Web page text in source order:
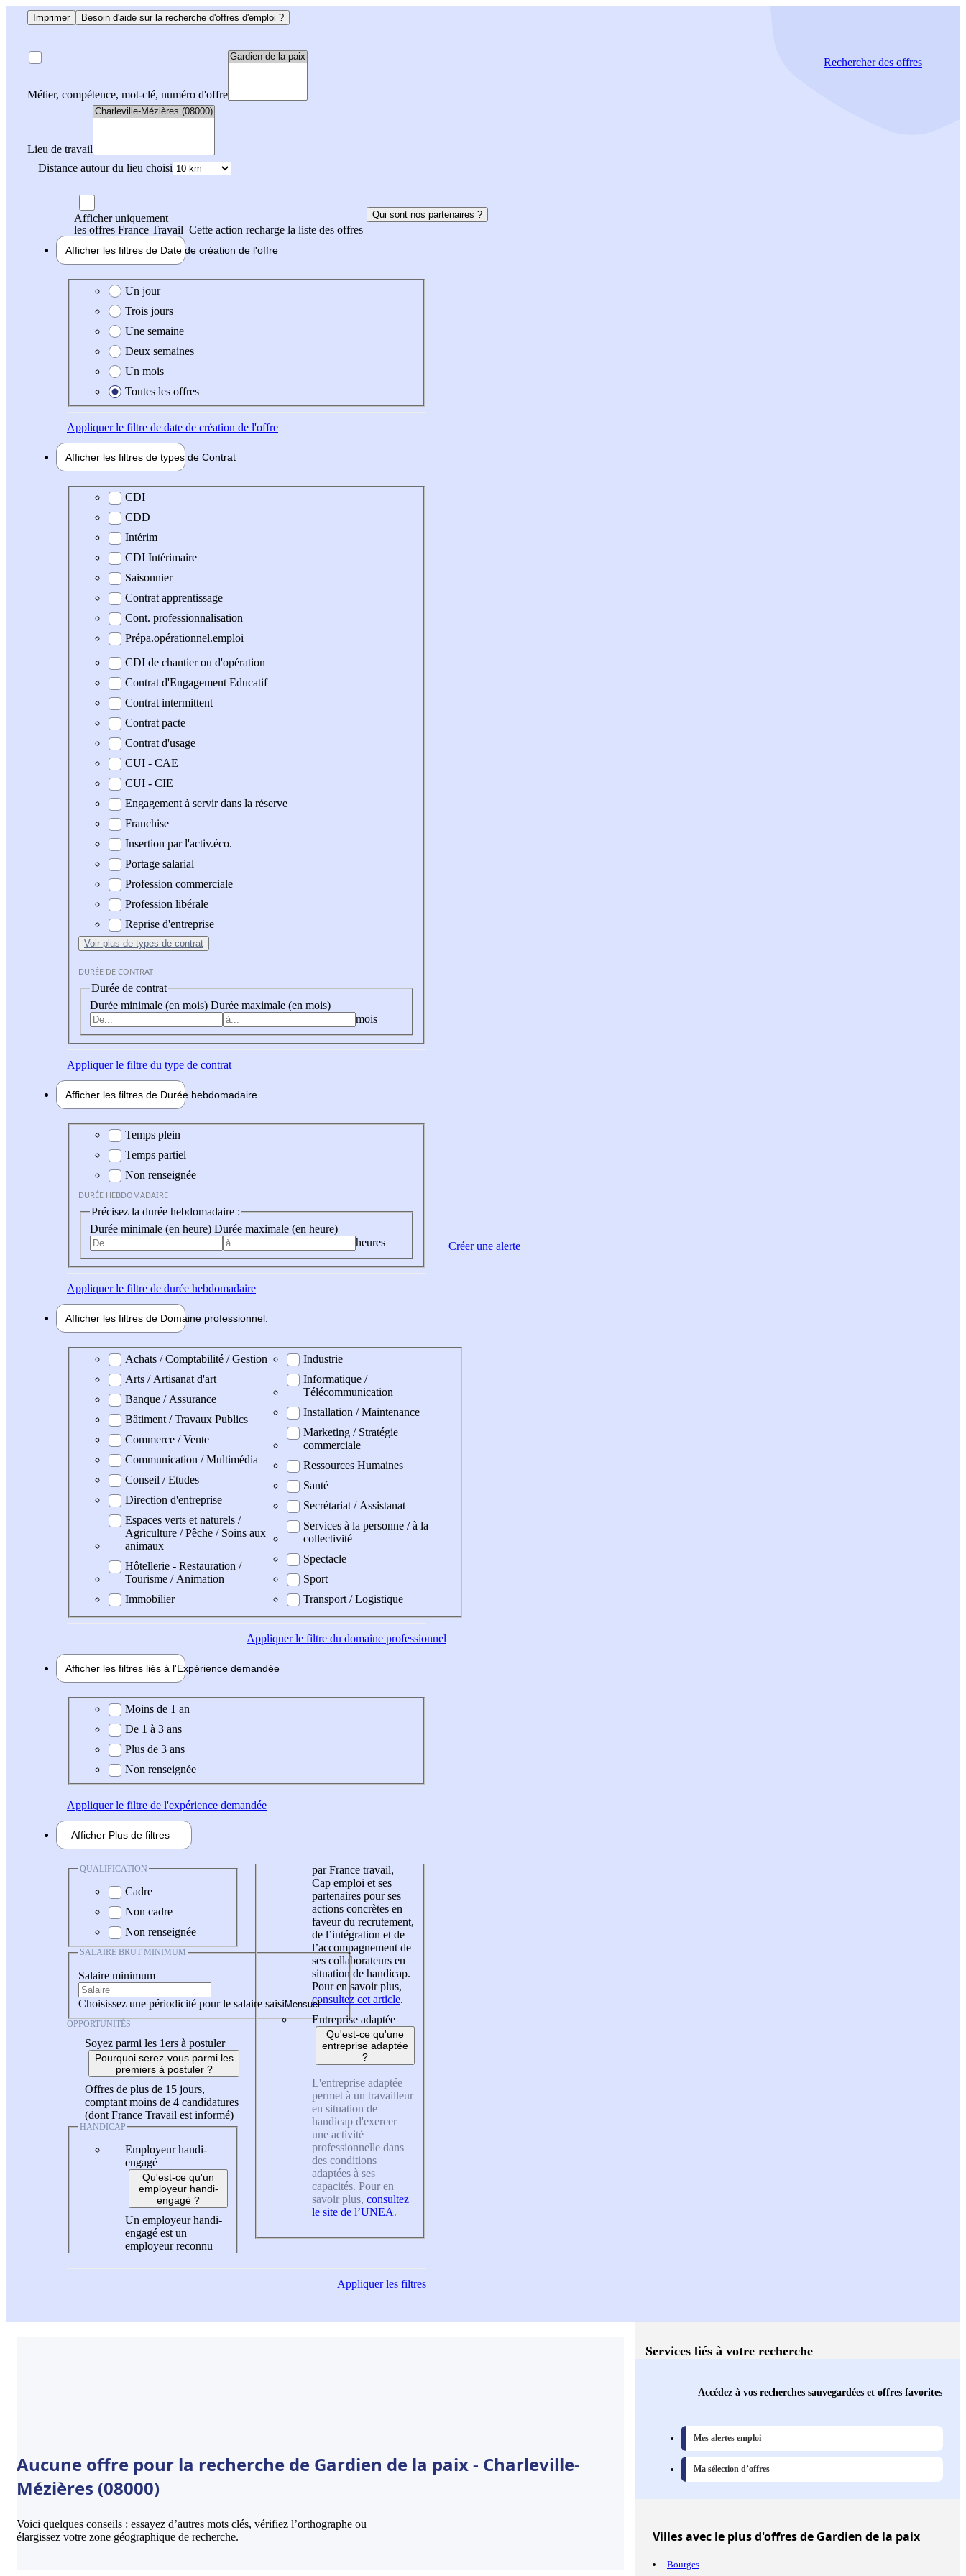
Imprimer Besoin d'aide sur la recherche d'offres d'emploi ?
Métier, compétence, mot-clé, numéro d'offre
Lieu de travail
Distance autour du lieu choisi
Rechercherdes offres
Afficher uniquement
les offres France Travail Cette action recharge la liste des offres
Qui sont nos partenaires ?
Afficher les filtres de Date de création de l'offre
Date de création de l'offre
Un jour
Trois jours
Une semaine
Deux semaines
Un mois
Toutes les offres
Appliquerle filtre de date de création de l'offre
Afficher les filtres de types de Contrat
Type de contrat
CDI
CDD
Intérim
CDI Intérimaire
Saisonnier
Contrat apprentissage
Cont. professionnalisation
Prépa.opérationnel.emploi
CDI de chantier ou d'opération
Contrat d'Engagement Educatif
Contrat intermittent
Contrat pacte
Contrat d'usage
CUI - CAE
CUI - CIE
Engagement à servir dans la réserve
Franchise
Insertion par l'activ.éco.
Portage salarial
Profession commerciale
Profession libérale
Reprise d'entreprise
Voir plus de types de contrat
DURÉE DE CONTRAT
Durée de contrat
Durée minimale (en mois) Durée maximale (en mois)
mois
Appliquerle filtre du type de contrat
Afficher les filtres de Durée hebdomadaire
Durée hebdomadaire
Temps plein
Temps partiel
Non renseignée
DURÉE HEBDOMADAIRE
Précisez la durée hebdomadaire :
Durée minimale (en heure) Durée maximale (en heure)
heures
Appliquerle filtre de durée hebdomadaire
Afficher les filtres de Domaine professionnel
Domaine professionel
Achats / Comptabilité / Gestion
Arts / Artisanat d'art
Banque / Assurance
Bâtiment / Travaux Publics
Commerce / Vente
Communication / Multimédia
Conseil / Etudes
Direction d'entreprise
Espaces verts et naturels /
Agriculture / Pêche / Soins aux
animaux
Hôtellerie - Restauration /
Tourisme / Animation
Immobilier
Industrie
Informatique /
Télécommunication
Installation / Maintenance
Marketing / Stratégie
commerciale
Ressources Humaines
Santé
Secrétariat / Assistanat
Services à la personne / à la
collectivité
Spectacle
Sport
Transport / Logistique
Appliquerle filtre du domaine professionnel
Afficher les filtres liés à l'Expérience demandée
Expérience demandée
Moins de 1 an
De 1 à 3 ans
Plus de 3 ans
Non renseignée
Appliquerle filtre de l'expérience demandée
Afficher Plus de filtres
QUALIFICATION
Cadre
Non cadre
Non renseignée
SALAIRE BRUT MINIMUM
Salaire minimum
Choisissez une périodicité pour le salaire saisi
OPPORTUNITÉS
Soyez parmi les 1ers à postuler
Pourquoi serez-vous parmi les
premiers à postuler ?
Offres de plus de 15 jours,
comptant moins de 4 candidatures
(dont France Travail est informé)
HANDICAP
Employeur handi-
engagé
Qu'est-ce qu'un
employeur handi-
engagé ?
Un employeur handi-
engagé est un
employeur reconnu
par France travail,
Cap emploi et ses
partenaires pour ses
actions concrètes en
faveur du recrutement,
de l’intégration et de
l’accompagnement de
ses collaborateurs en
situation de handicap.
Pour en savoir plus,
consultez cet article.
Entreprise adaptée
Qu'est-ce qu'une
entreprise adaptée
?
L'entreprise adaptée
permet à un travailleur
en situation de
handicap d'exercer
une activité
professionnelle dans
des conditions
adaptées à ses
capacités. Pour en
savoir plus, consultez
le site de l’UNEA.
Appliquerles filtres
Créer une alerte
Aucune offre pour la recherche de Gardien de la paix - Charleville-
Mézières (08000)
Voici quelques conseils : essayez d’autres mots clés, vérifiez l’orthographe ou
élargissez votre zone géographique de recherche.
Services liés à votre recherche
Accédez à vos recherches sauvegardées et offres favorites
Mes alertes emploi
Ma sélection d’offres
Villesavec le plus d'offres de Gardien de la paix
Bourges